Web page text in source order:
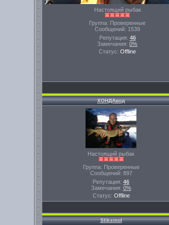
Настоящий рыбак
Группа: Проверенные
Сообщений: 1539
Репутация: 46
Замечания: 0%
Статус: Offline
ХОНДАвод
Настоящий рыбак
Группа: Проверенные
Сообщений: 897
Репутация: 46
Замечания: 0%
Статус: Offline
Sliksmol